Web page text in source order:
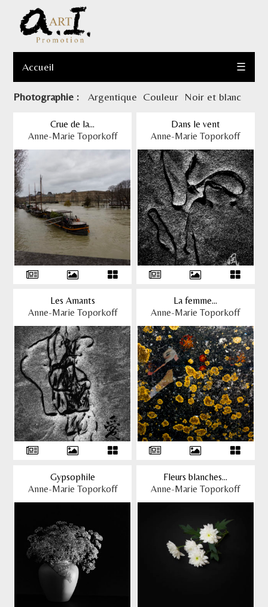
Accueil ☰
Photographie : Argentique Couleur Noir et blanc
Crue de la...
Anne-Marie Toporkoff
Dans le vent
Anne-Marie Toporkoff
Les Amants
Anne-Marie Toporkoff
La femme...
Anne-Marie Toporkoff
Gypsophile
Anne-Marie Toporkoff
Fleurs blanches...
Anne-Marie Toporkoff